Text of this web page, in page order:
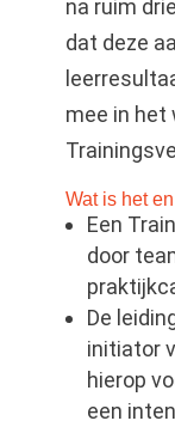
na ruim
dat deze
mee in het
Wat is het
Een
door
De
initiator
hierop
een